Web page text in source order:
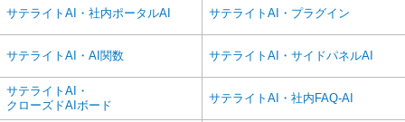
サテライトAI・社内ポータルAI サテライトAI・プラグイン
サテライトAI・AI関数 サテライトAI・サイドパネルAI
サテライトAI・
クローズドAIボード
サテライトAI・社内FAQ-AI